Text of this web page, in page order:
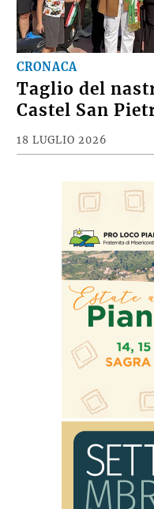
CRONACA
Taglio del
Castel San
18 LUGLIO 2026